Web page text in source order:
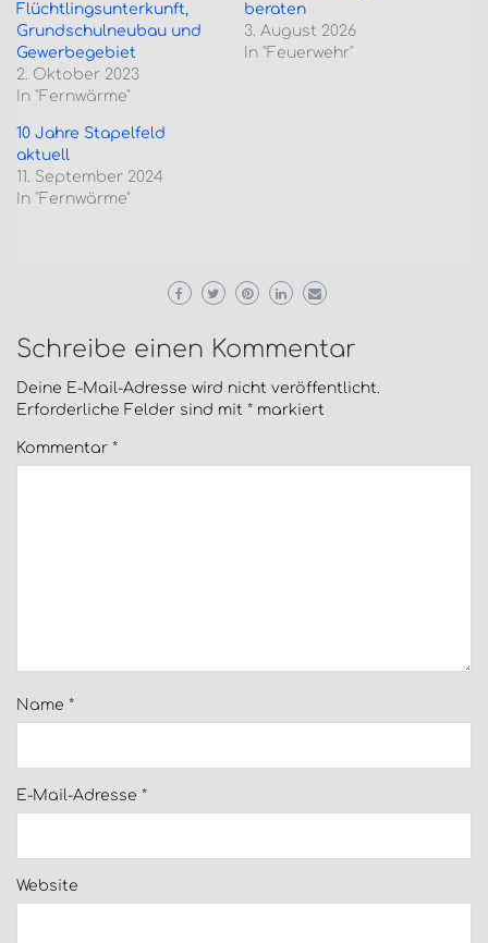
Flüchtlingsunterkunft,
Grundschulneubau und
Gewerbegebiet
2. Oktober 2023
In "Fernwärme"
beraten
3. August 2026
In "Feuerwehr"
10 Jahre Stapelfeld
aktuell
11. September 2024
In "Fernwärme"
Schreibe einen Kommentar
Deine E-Mail-Adresse wird nicht veröffentlicht.
Erforderliche Felder sind mit * markiert
Kommentar *
Name *
E-Mail-Adresse *
Website